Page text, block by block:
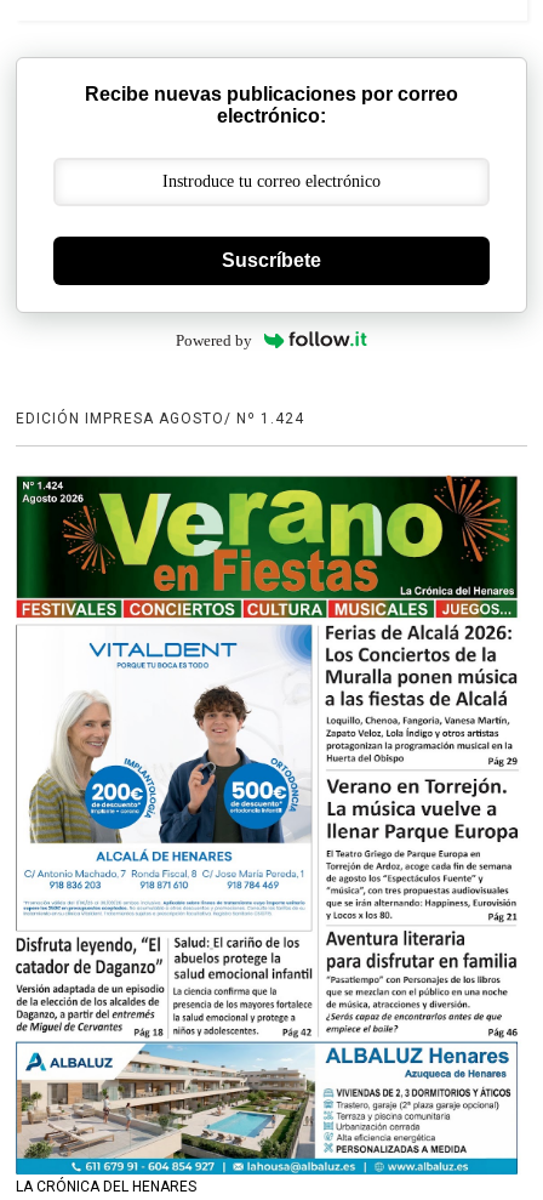
Recibe nuevas publicaciones por correo
electrónico:
Suscríbete
Powered by
EDICIÓN IMPRESA AGOSTO/ Nº 1.424
LA CRÓNICA DEL HENARES